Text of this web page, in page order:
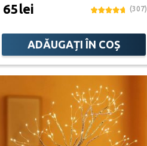
65lei (307)
ADĂUGAȚI ÎN COȘ